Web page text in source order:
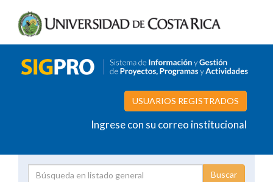
USUARIOS REGISTRADOS
Ingrese con su correo institucional